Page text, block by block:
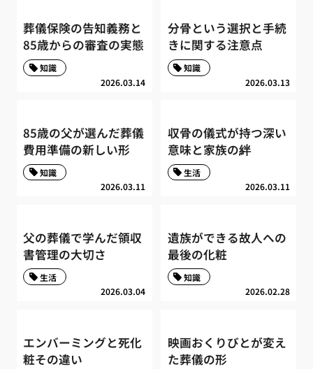
葬儀保険の告知義務と
85歳からの審査の実態
2026.03.14
知識
分骨という選択と手続
きに関する注意点
2026.03.13
知識
85歳の父が選んだ葬儀
費用準備の新しい形
2026.03.11
知識
収骨の儀式が持つ深い
意味と家族の絆
2026.03.11
生活
父の葬儀で学んだ領収
書管理の大切さ
2026.03.04
生活
遺族ができる故人への
最後の化粧
2026.02.28
知識
エンバーミングと死化
粧その違い
映画おくりびとが変え
た葬儀の形